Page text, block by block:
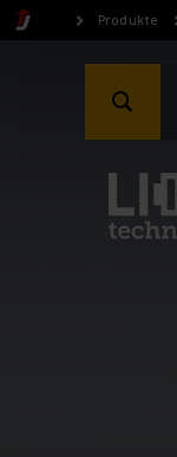
Produkte